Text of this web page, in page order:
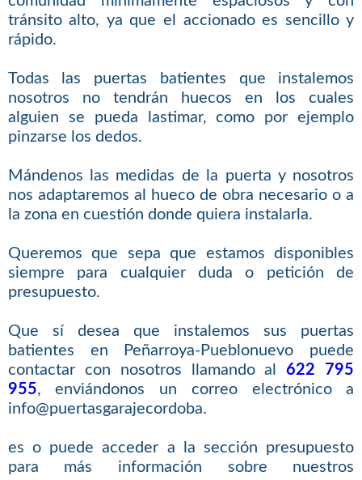
tránsito alto, ya que el accionado es sencillo y
rápido.
Todas las puertas batientes que instalemos
nosotros no tendrán huecos en los cuales
alguien se pueda lastimar, como por ejemplo
pinzarse los dedos.
Mándenos las medidas de la puerta y nosotros
nos adaptaremos al hueco de obra necesario o a
la zona en cuestión donde quiera instalarla.
Queremos que sepa que estamos disponibles
siempre para cualquier duda o petición de
presupuesto.
Que sí desea que instalemos sus puertas
batientes en Peñarroya-Pueblonuevo puede
contactar con nosotros llamando al622 795
955, enviándonos un correo electrónico a
info@puertasgarajecordoba.
es o puede acceder a la sección presupuesto
para más información sobre nuestros